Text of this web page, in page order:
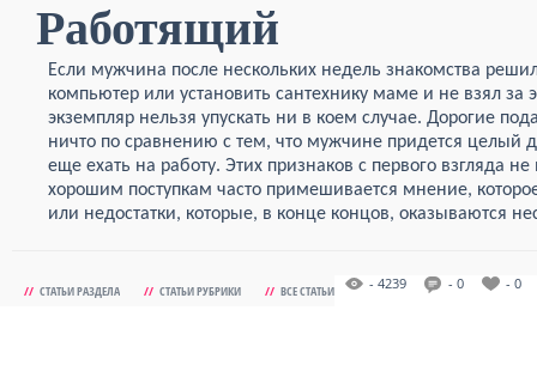
Работящий
Если мужчина после нескольких недель знакомства
компьютер или установить сантехнику маме и не взял за
экземпляр нельзя упускать ни в коем случае. Дорогие
ничто по сравнению с тем, что мужчине придется целый
еще ехать на работу. Этих признаков с первого взгляда
хорошим поступкам часто примешивается мнение,
или недостатки, которые, в конце концов, оказываются
// СТАТЬИ РАЗДЕЛА // СТАТЬИ РУБРИКИ // ВСЕ СТАТЬИ - 4239 - 0 - 0